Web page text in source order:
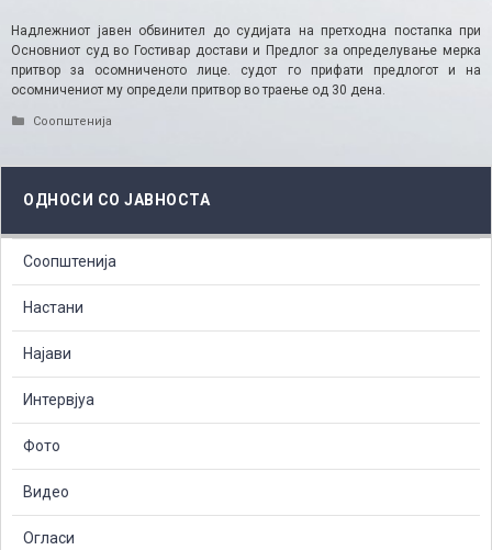
Надлежниот јавен обвинител до судијата на претходна постапка при
Основниот суд во Гостивар достави и Предлог за определување мерка
притвор за осомниченото лице. судот го прифати предлогот и на
осомничениот му определи притвор во траење од 30 дена.
Categories
Соопштенија
ОДНОСИ СО ЈАВНОСТА
Соопштенија
Настани
Најави
Интервјуа
Фото
Видео
Огласи